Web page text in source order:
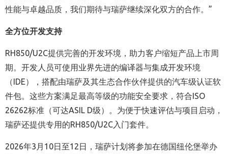
性能与卓越品质，我们期待与瑞萨继续深化双方的合作。”
全方位开发支持
RH850/U2C提供完善的开发环境，助力客户缩短产品上市周
期。开发人员可使用业界先进的编译器与集成开发环境
（IDE），搭配由瑞萨及其生态合作伙伴提供的汽车级认证软
件包。这些方案满足最高等级的功能安全要求，符合ISO
26262标准（可达ASIL D级）。为便于快速评估与项目启动，
瑞萨还提供专用的RH850/U2C入门套件。
2026年3月10日至12日，瑞萨计划将参加在德国纽伦堡举办